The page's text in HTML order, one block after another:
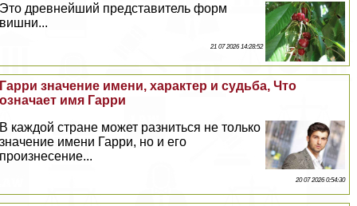
Это древнейший представитель форм
вишни...
21 07 2026 14:28:52
Гарри значение имени, хаpaктер и судьба, Что
означает имя Гарри
В каждой стране может разниться не только
значение имени Гарри, но и его
произнесение...
20 07 2026 0:54:30